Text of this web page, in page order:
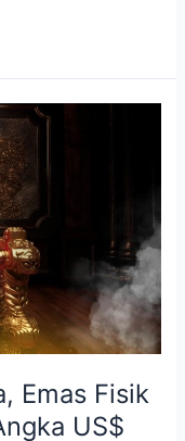
Emas Fisik
US$